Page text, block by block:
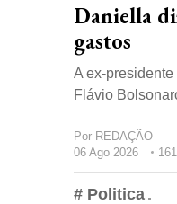
Daniella
gastos
A ex-
Flávio
Por REDAÇÃO
06 Ago 2026
# Politica